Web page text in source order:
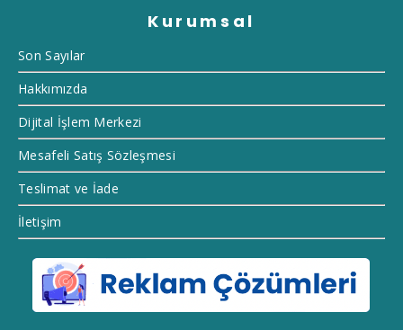
Kurumsal
Son Sayılar
Hakkımızda
Dijital İşlem Merkezi
Mesafeli Satış Sözleşmesi
Teslimat ve İade
İletişim